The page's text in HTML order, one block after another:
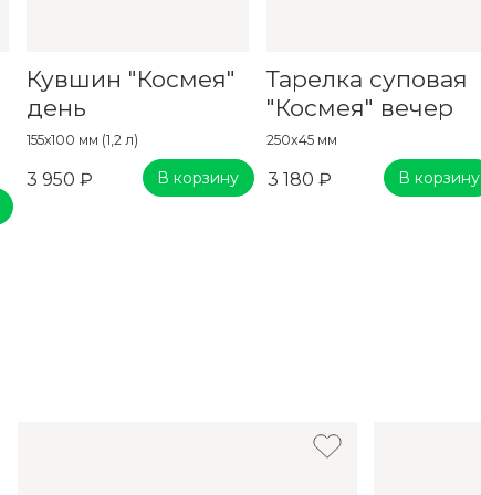
Кувшин "Космея"
день
155х100 мм (1,2 л)
3 950 ₽ В корзину
Тарелка суповая
"Космея" вечер
250x45 мм
3 180 ₽ В корзину